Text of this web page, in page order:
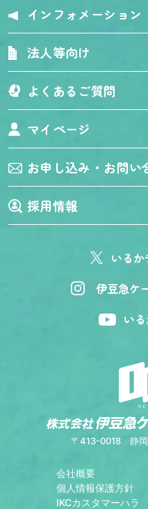
インフォメーション
法人等向け
よくあるご質問
マイページ
お申し込み・お問い
採用情報
いるか
伊豆急ケ
い
〒413-0018 静
会社概要
個人情報保護方針
IKCカスタマーハラ